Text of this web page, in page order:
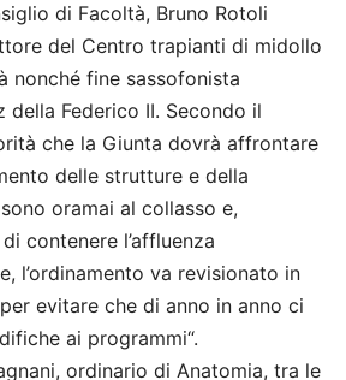
di Facoltà, Bruno Rotoli
del Centro trapianti di midollo
nonché fine sassofonista
della Federico II. Secondo il
che la Giunta dovrà affrontare
delle strutture e della
oramai al collasso e,
contenere l’affluenza
l’ordinamento va revisionato in
evitare che di anno in anno ci
ai programmi“.
ordinario di Anatomia, tra le